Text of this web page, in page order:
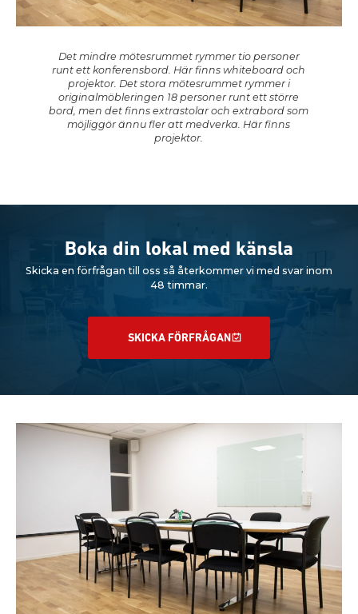
Det mindre mötesrummet rymmer tio personer
runt ett konferensbord. Här finns whiteboard och
projektor. Det stora mötesrummet rymmer i
originalmöbleringen 18 personer runt ett större
bord, men det finns extrastolar och extrabord som
möjliggör ännu fler att medverka. Här finns
projektor.
Boka din lokal med känsla
Skicka en förfrågan till oss så återkommer vi med svar inom
48 timmar.
SKICKA FÖRFRÅGAN